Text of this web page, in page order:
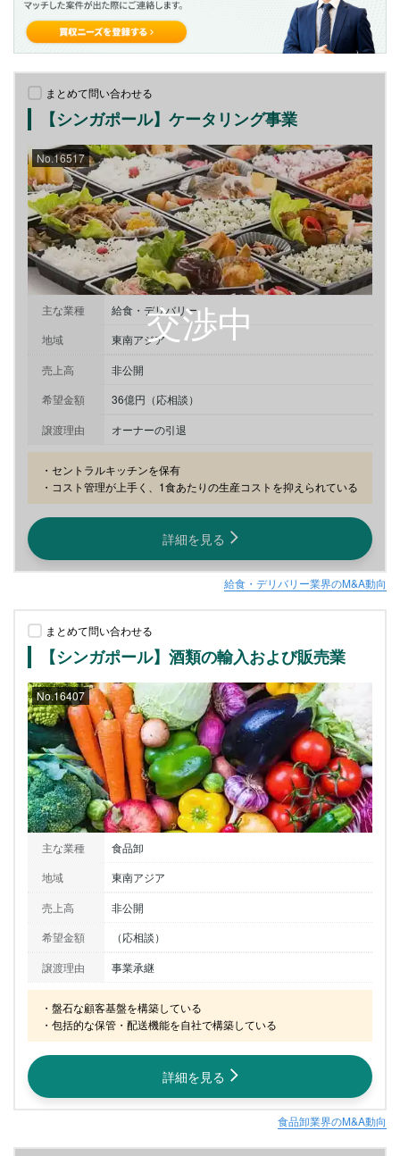
まとめて問い合わせる
【シンガポール】ケータリング事業
No.16517
主な業種
給食・デリバリー
地域
東南アジア
売上高
非公開
希望金額
36億円（応相談）
譲渡理由
オーナーの引退
・セントラルキッチンを保有
・コスト管理が上手く、1食あたりの生産コストを抑えられている
詳細を見る
給食・デリバリー業界のM&A動向
まとめて問い合わせる
【シンガポール】酒類の輸入および販売業
No.16407
主な業種
食品卸
地域
東南アジア
売上高
非公開
希望金額
（応相談）
譲渡理由
事業承継
・盤石な顧客基盤を構築している
・包括的な保管・配送機能を自社で構築している
詳細を見る
食品卸業界のM&A動向